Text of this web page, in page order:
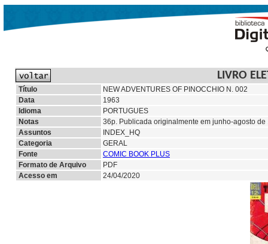
LIVRO
Título
NEW ADVENTURES OF PINOCCHIO N. 002
Data
1963
Idioma
PORTUGUES
Notas
36p. Publicada originalmente em junho-agosto
Assuntos
INDEX_HQ
Categoria
GERAL
Fonte
COMIC BOOK PLUS
Formato de Arquivo
PDF
Acesso em
24/04/2020